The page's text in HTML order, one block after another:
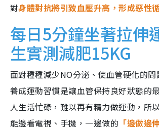
對身體對抗將引致血壓升高，形成惡性
每日5分鐘坐著拉伸
生實測減肥15KG
面對種種減少NO分泌、使血管硬化的
養成運動習慣是讓血管保持良好狀態的
人生活忙碌，難以再有精力做運動，所
能邊看電視、手機，一邊做的 「邊做邊